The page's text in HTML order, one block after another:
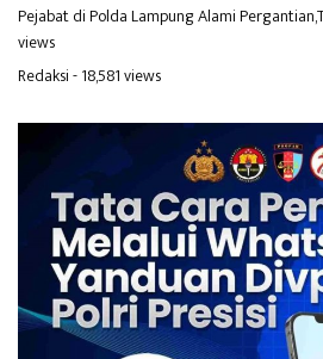
Pejabat di Polda Lampung Alami
views
Redaksi- 18,581 views